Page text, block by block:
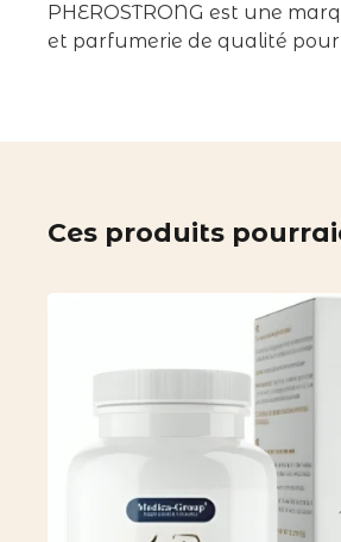
PHEROSTRONG est une
et parfumerie de qualité pour
Ces produits